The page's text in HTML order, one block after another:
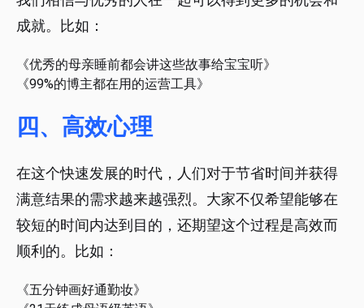
成就。比如：
《优秀的母亲睡前都会讲这些故事给宝宝听》
《99%的博主都在用的运营工具》
四、高效心理
在这个快速发展的时代，人们对于节省时间并获得
满意结果的需求越来越强烈。大家不仅希望能够在
较短的时间内达到目的，还期望这个过程是高效而
顺利的。比如：
《五分钟画好通勤妆》